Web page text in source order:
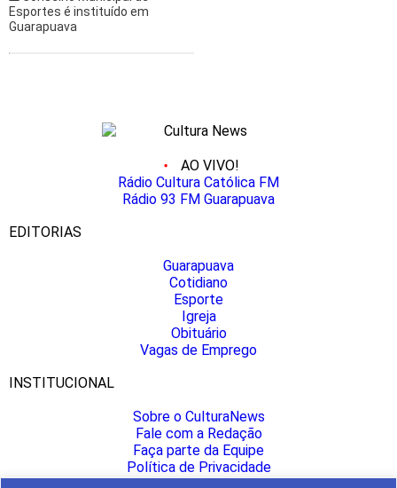
Esportes é instituído em
Guarapuava
AO VIVO!
Rádio Cultura Católica FM
Rádio 93 FM Guarapuava
EDITORIAS
Guarapuava
Cotidiano
Esporte
Igreja
Obituário
Vagas de Emprego
INSTITUCIONAL
Sobre o CulturaNews
Fale com a Redação
Faça parte da Equipe
Política de Privacidade